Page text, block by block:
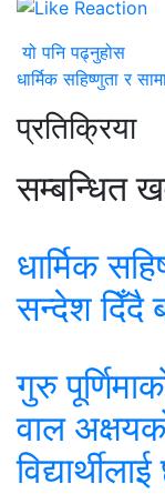
यो पनि पढ्नुहोस
धार्मिक सहिष्णुता र
प्रतिक्रिया
सम्बन्धित
धार्मिक
सन्देश दिँदै
गुरु
वाल